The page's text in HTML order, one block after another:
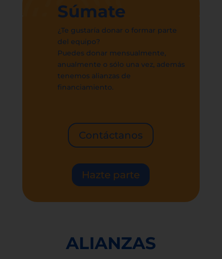
Súmate
¿Te gustaría donar o formar parte
del equipo?
Puedes donar mensualmente,
anualmente o sólo una vez, además
tenemos alianzas de
financiamiento.
Contáctanos
Hazte parte
ALIANZAS